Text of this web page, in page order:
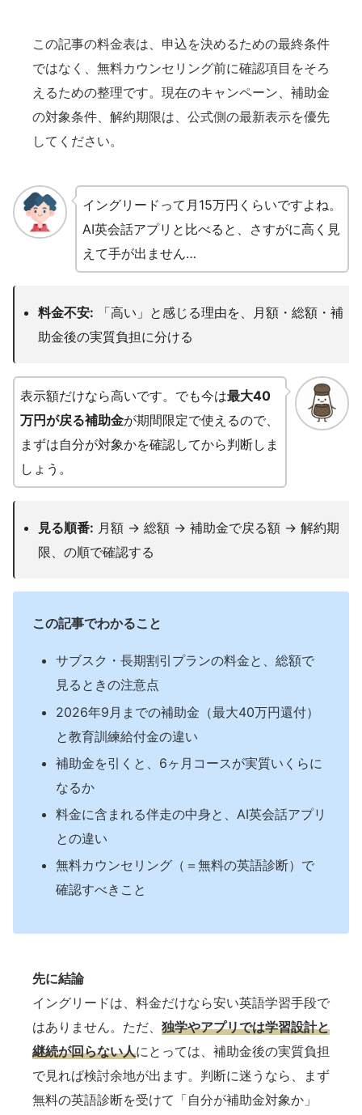
この記事の料金表は、申込を決めるための最終条件
ではなく、無料カウンセリング前に確認項目をそろ
えるための整理です。現在のキャンペーン、補助金
の対象条件、解約期限は、公式側の最新表示を優先
してください。
イングリードって月15万円くらいですよね。
AI英会話アプリと比べると、さすがに高く見
えて手が出ません…
料金不安: 「高い」と感じる理由を、月額・総額・補
助金後の実質負担に分ける
表示額だけなら高いです。でも今は最大40
万円が戻る補助金が期間限定で使えるので、
まずは自分が対象かを確認してから判断しま
しょう。
見る順番: 月額 → 総額 → 補助金で戻る額 → 解約期
限、の順で確認する
この記事でわかること
サブスク・長期割引プランの料金と、総額で
見るときの注意点
2026年9月までの補助金（最大40万円還付）
と教育訓練給付金の違い
補助金を引くと、6ヶ月コースが実質いくらに
なるか
料金に含まれる伴走の中身と、AI英会話アプリ
との違い
無料カウンセリング（＝無料の英語診断）で
確認すべきこと
先に結論
イングリードは、料金だけなら安い英語学習手段で
はありません。ただ、 独学やアプリでは学習設計と
継続が回らない人にとっては、補助金後の実質負担
で見れば検討余地が出ます。判断に迷うなら、まず
無料の英語診断を受けて「自分が補助金対象か」